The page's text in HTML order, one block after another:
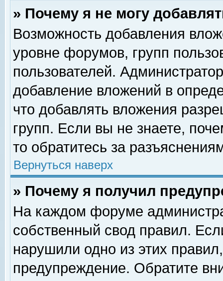
» Почему я не могу
Возможность добавления
уровне форумов, групп
пользователей.
добавление вложений в
что добавлять вложения
групп. Если вы не знаете,
то обратитесь за
Вернуться наверх
» Почему я получил
На каждом форуме
собственный свод правил.
нарушили одно из этих
предупреждение. Обратите